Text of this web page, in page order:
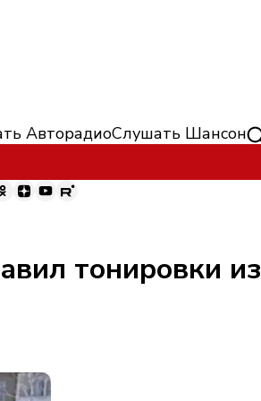
АвторадиоСлушать Шансон
тонировки из